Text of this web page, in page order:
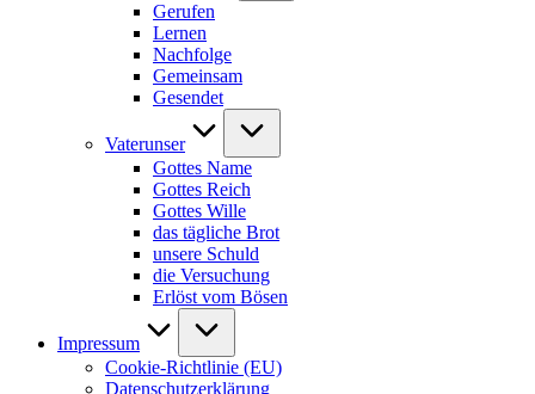
Gerufen
Lernen
Nachfolge
Gemeinsam
Gesendet
Vaterunser
Gottes Name
Gottes Reich
Gottes Wille
das tägliche Brot
unsere Schuld
die Versuchung
Erlöst vom Bösen
Impressum
Cookie-Richtlinie (EU)
Datenschutzerklärung